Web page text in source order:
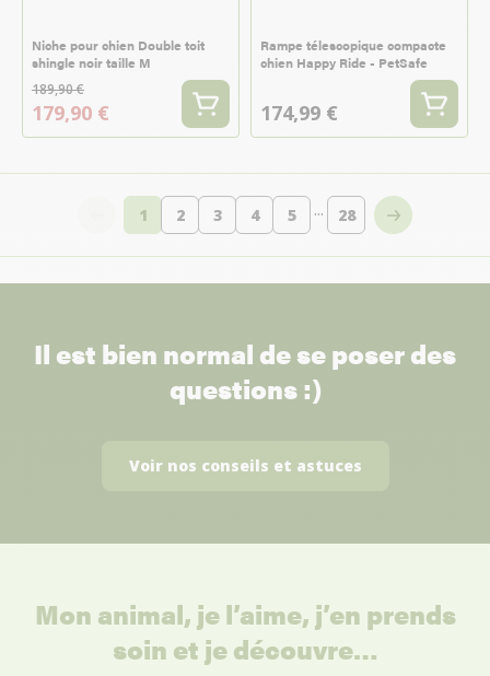
Niche pour chien Double toit
shingle noir taille M
189,90 €
179,90 €
Rampe télescopique compacte
chien Happy Ride - PetSafe
174,99 €
Vous lisez actuellement la page
1 Page
2 Page
3 Page
4 Page
5 ...
Page
28
Il est bien normal de se poser des
questions :)
Voir nos conseils et astuces
Mon animal, je l’aime, j’en prends
soin et je découvre…